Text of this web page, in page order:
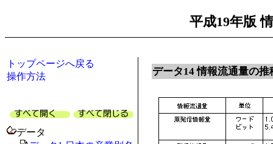
平成19年版
トップページへ戻る
操作方法
データ
データ14 情報流通量の推